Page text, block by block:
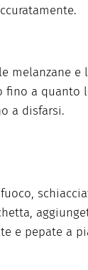
melanzane e
fino a quanto
a disfarsi.
e pepate a